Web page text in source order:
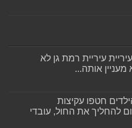
עיריית רמת גן לא
אותה...
חטפו עקיצות
להחליך את החול, עובדי